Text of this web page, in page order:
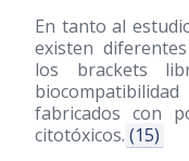
En tanto al
existen
los brackets
fabricados con
citotóxicos. (15)